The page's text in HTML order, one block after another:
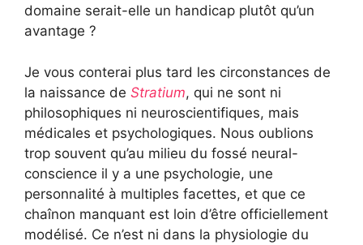
domaine serait-elle un handicap plutôt qu’un
avantage ?
Je vous conterai plus tard les circonstances de
la naissance de Stratium, qui ne sont ni
philosophiques ni neuroscientifiques, mais
médicales et psychologiques. Nous oublions
trop souvent qu’au milieu du fossé neural-
conscience il y a une psychologie, une
personnalité à multiples facettes, et que ce
chaînon manquant est loin d’être officiellement
modélisé. Ce n’est ni dans la physiologie du